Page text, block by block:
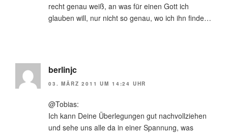
recht genau weiß, an was für einen Gott ich
glauben will, nur nicht so genau, wo ich ihn finde…
berlinjc
03. MÄRZ 2011 UM 14:24 UHR
@Tobias:
Ich kann Deine Überlegungen gut nachvollziehen
und sehe uns alle da in einer Spannung, was